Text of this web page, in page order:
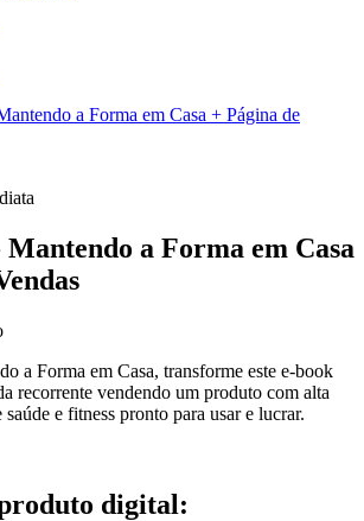
a Forma em Casa + Página de
a Forma em Casa
a Forma em Casa, transforme este e-book
recorrente vendendo um produto com alta
e fitness pronto para usar e lucrar.
digital: